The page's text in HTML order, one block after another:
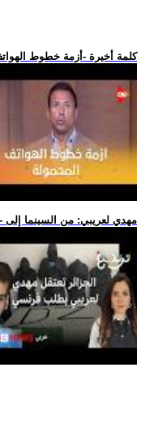
.. كلمة أخيرة -أزمة خطوط
.. مهدي لعريبي: من السينما